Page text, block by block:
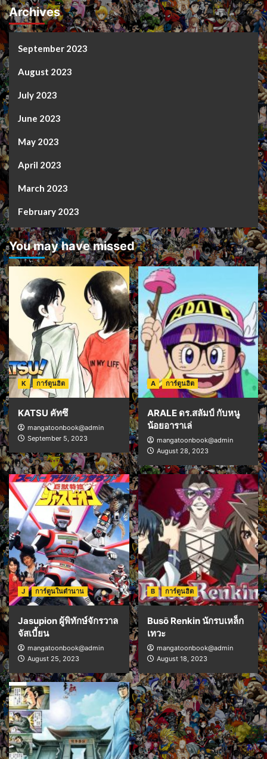
Archives
September 2023
August 2023
July 2023
June 2023
May 2023
April 2023
March 2023
February 2023
You may have missed
K การ์ตูนฮิต
KATSU คัทซึ
mangatoonbook@admin
September 5, 2023
A การ์ตูนฮิต
ARALE ดร.สลัมป์ กับหนู
น้อยอาราเล่
mangatoonbook@admin
August 28, 2023
J การ์ตูนในตำนาน
Jasupion ผู้พิทักษ์จักรวาล
จัสเบี้ยน
mangatoonbook@admin
August 25, 2023
B การ์ตูนฮิต
Busō Renkin นักรบเหล็ก
เทวะ
mangatoonbook@admin
August 18, 2023